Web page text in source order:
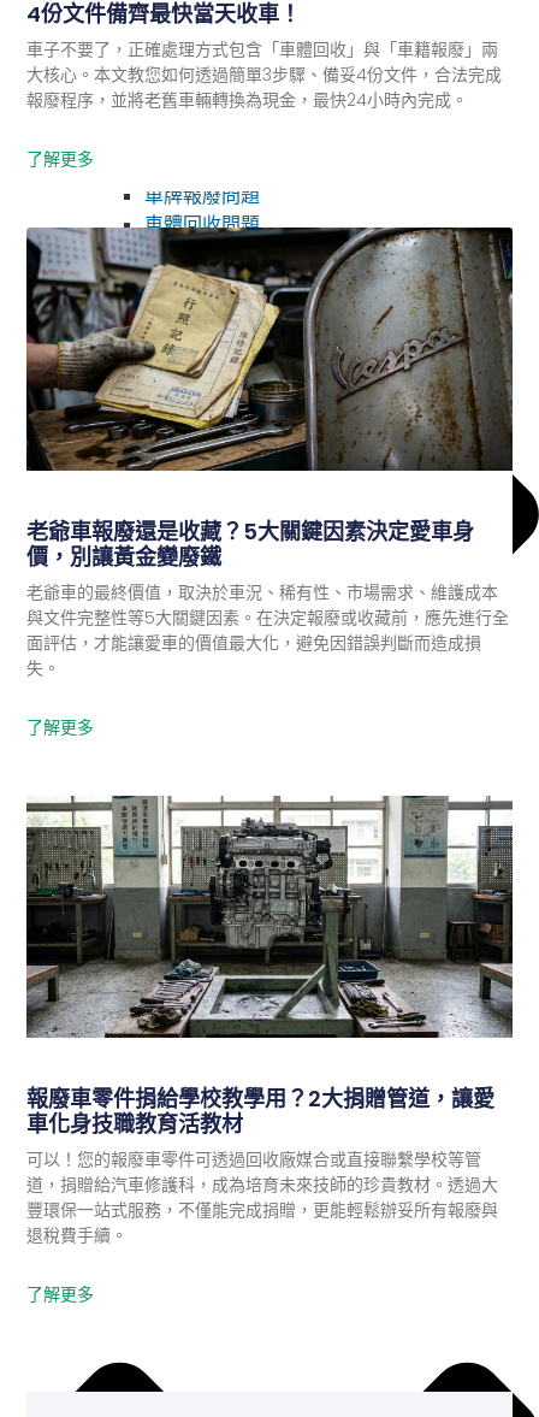
車牌報廢問題
車體回收問題
政府最新消息
報廢機車
家電回收
機密文件銷毀
資訊設備回收
4份文件備齊最快當天收車！
車子不要了，正確處理方式包含「車體回收」與「車籍報廢」兩
大核心。本文教您如何透過簡單3步驟、備妥4份文件，合法完成
報廢程序，並將老舊車輛轉換為現金，最快24小時內完成。
了解更多
老爺車報廢還是收藏？5大關鍵因素決定愛車身
價，別讓黃金變廢鐵
老爺車的最終價值，取決於車況、稀有性、市場需求、維護成本
與文件完整性等5大關鍵因素。在決定報廢或收藏前，應先進行全
面評估，才能讓愛車的價值最大化，避免因錯誤判斷而造成損
失。
了解更多
報廢車零件捐給學校教學用？2大捐贈管道，讓愛
車化身技職教育活教材
可以！您的報廢車零件可透過回收廠媒合或直接聯繫學校等管
道，捐贈給汽車修護科，成為培育未來技師的珍貴教材。透過大
豐環保一站式服務，不僅能完成捐贈，更能輕鬆辦妥所有報廢與
退稅費手續。
了解更多